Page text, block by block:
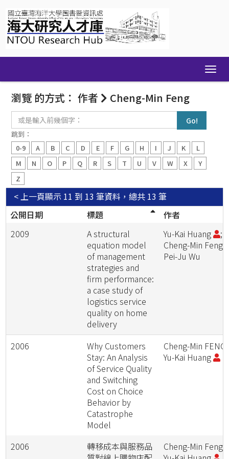
navigation
瀏覽 的方式： 作者 Cheng-Min Feng
入
前
幾
個
跳到：
0-9
A B C D E F G H I J K
L
M
N O P Q R S T U V W X
Y
Z
顯示 11 到 13 筆資料，總共 13 筆
< 上一頁
公開日期
標題
作者
2009
A structural
equation model
of management
strategies and
firm performance:
a case study of
logistics service
quality on home
delivery
Yu-Kai Huang
;
Cheng-Min Feng;
Pei-Ju Wu
2006
Why Customers
Stay: An Analysis
of Service Quality
and Switching
Cost on Choice
Behavior by
Catastrophe
Model
Cheng-Min FENG;
Yu-Kai Huang
2006
轉移成本與服務品
Cheng-Min Feng;